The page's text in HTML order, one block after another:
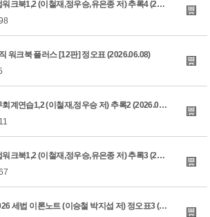
[추록] 2026 세법워크북1,2 (이철재,정우승,유은종 저) 추록4 (2026.06.18)
워크북 플러스 [12판] 정오표 (2026.06.08)
[추록] 2026 세무회계연습1,2 (이철재,정우승 저) 추록2 (2026.06.08)
[추록] 2026 세법워크북1,2 (이철재,정우승,유은종 저) 추록3 (2026.06.08)
[추록,정오표] 2026 세법 이론노트 (이승철 박지섭 저) 정오표3 (26.06.04)